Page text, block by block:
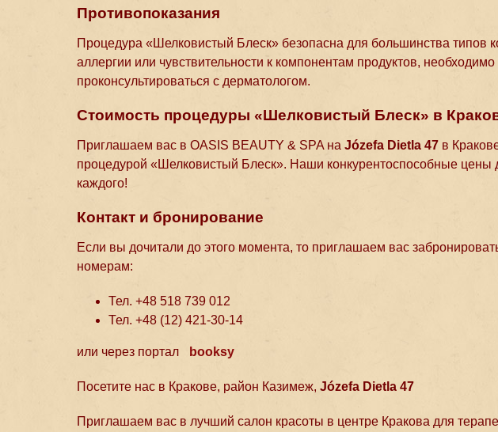
Противопоказания
Процедура «Шелковистый Блеск» безопасна для большинства типов
аллергии или чувствительности к компонентам продуктов,
проконсультироваться с дерматологом.
Стоимость процедуры «Шелковистый Блеск» в
Приглашаем вас в OASIS BEAUTY & SPA на Józefa Dietla 47 в
процедурой «Шелковистый Блеск». Наши конкурентоспособные цены
каждого!
Контакт и бронирование
Если вы дочитали до этого момента, то приглашаем вас
номерам:
Тел. +48 518 739 012
Тел. +48 (12) 421-30-14
или через портал booksy
Посетите нас в Кракове, район Казимеж, Józefa Dietla 47
Приглашаем вас в лучший салон красоты в центре Кракова для